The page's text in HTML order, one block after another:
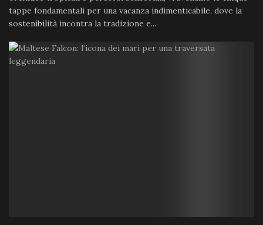
tappe fondamentali per una vacanza indimenticabile, dove la
sostenibilità incontra la tradizione e...